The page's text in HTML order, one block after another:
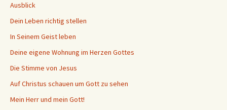
Ausblick
Dein Leben richtig stellen
In Seinem Geist leben
Deine eigene Wohnung im Herzen Gottes
Die Stimme von Jesus
Auf Christus schauen um Gott zu sehen
Mein Herr und mein Gott!